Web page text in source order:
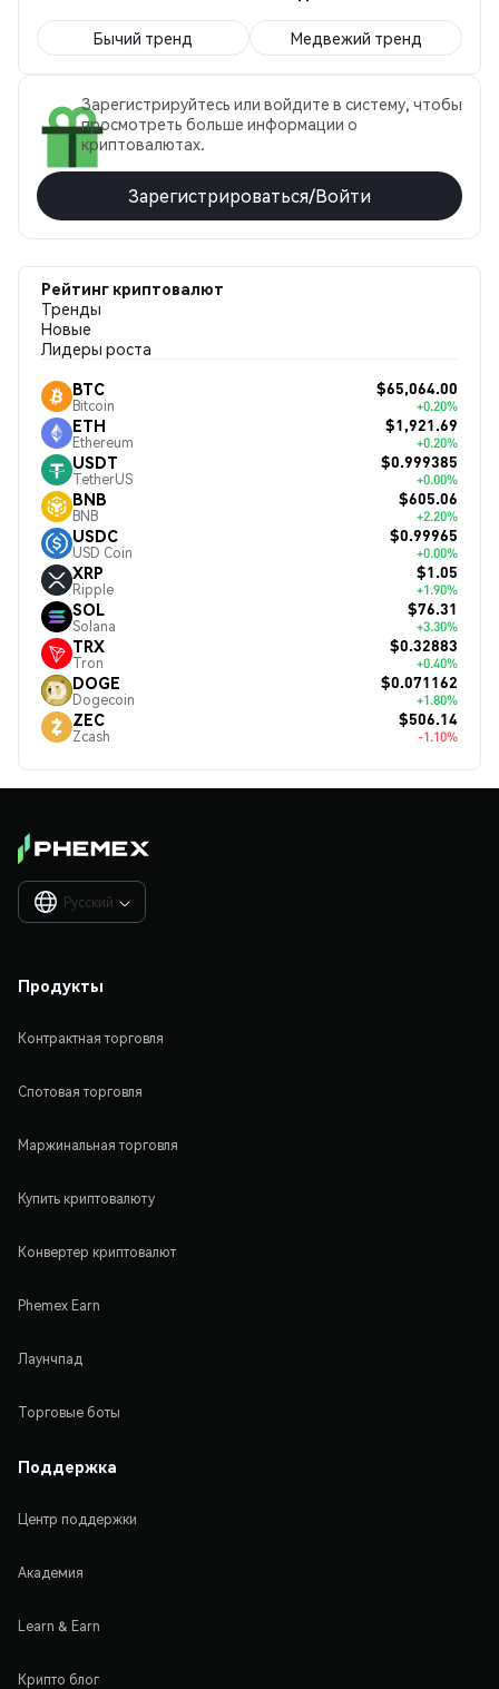
Бычий тренд Медвежий тренд
Зарегистрируйтесь или войдите в систему, чтобы
просмотреть больше информации о
криптовалютах.
Зарегистрироваться/Войти
Рейтинг криптовалют
Тренды
Новые
Лидеры роста
BTC
Bitcoin
$65,064.00
+0.20%
ETH
Ethereum
$1,921.69
+0.20%
USDT
TetherUS
$0.999385
+0.00%
BNB
BNB
$605.06
+2.20%
USDC
USD Coin
$0.99965
+0.00%
XRP
Ripple
$1.05
+1.90%
SOL
Solana
$76.31
+3.30%
TRX
Tron
$0.32883
+0.40%
DOGE
Dogecoin
$0.071162
+1.80%
ZEC
Zcash
$506.14
-1.10%
Русский 
Продукты
Контрактная торговля
Спотовая торговля
Маржинальная торговля
Купить криптовалюту
Конвертер криптовалют
Phemex Earn
Лаунчпад
Торговые боты
Поддержка
Центр поддержки
Академия
Learn & Earn
Крипто блог